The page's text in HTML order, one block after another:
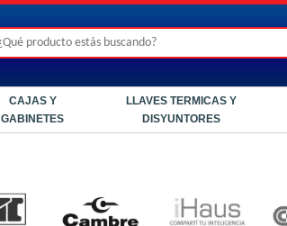
CAJAS Y
GABINETES
LLAVES TERMICAS Y
DISYUNTORES